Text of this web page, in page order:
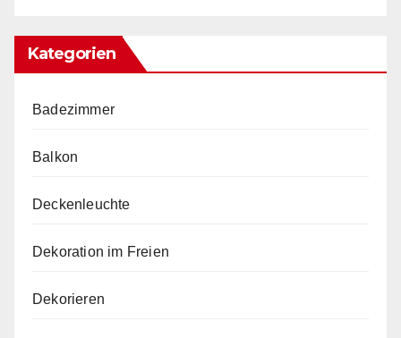
Kategorien
Badezimmer
Balkon
Deckenleuchte
Dekoration im Freien
Dekorieren